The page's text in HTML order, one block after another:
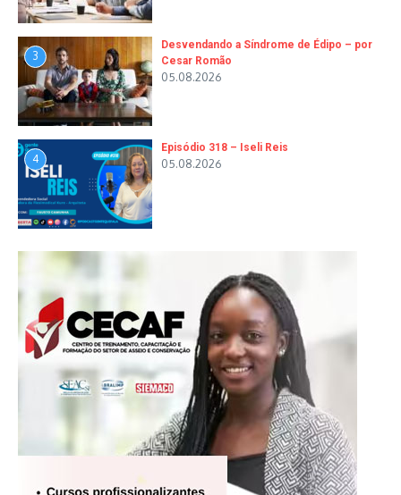
3
Desvendando a Síndrome de Édipo – por
Cesar Romão
05.08.2026
4
Episódio 318 – Iseli Reis
05.08.2026